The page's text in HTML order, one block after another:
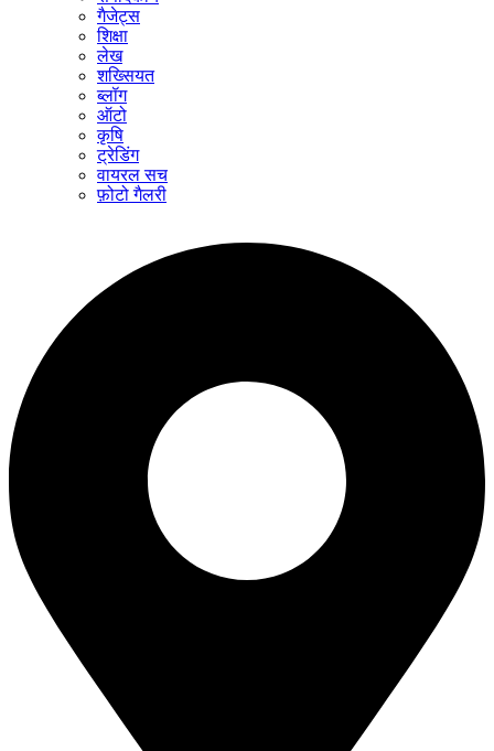
गैजेट्स
शिक्षा
लेख
शख्सियत
ब्लॉग
ऑटो
कृषि
ट्रेडिंग
वायरल सच
फ़ोटो गैलरी